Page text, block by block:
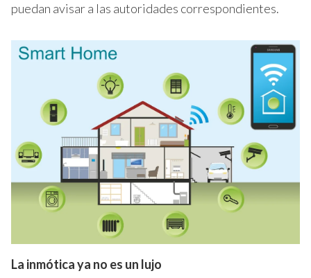
puedan avisar a las autoridades correspondientes.
La inmótica ya no es un lujo